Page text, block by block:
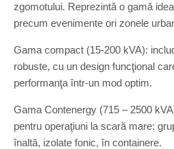
zgomotului. Reprezintă o gamă
precum evenimente ori zonele
Gama compact (15-200 kVA):
robuste, cu un design funcţional
performanţa într-un mod optim.
Gama Contenergy (715 – 2500
pentru operaţiuni la scară mare:
înaltă, izolate fonic, în containere.